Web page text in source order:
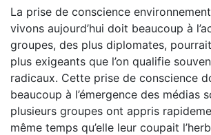
La prise de conscience
vivons aujourd’hui doit beaucoup à
groupes, des plus diplomates,
plus exigeants que l’on qualifie
radicaux. Cette prise de conscience
beaucoup à l’émergence des médias
plusieurs groupes ont appris
même temps qu’elle leur coupait